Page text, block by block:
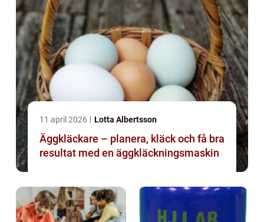
11 april 2026 Lotta Albertsson
Äggkläckare – planera, kläck och få bra
resultat med en äggkläckningsmaskin